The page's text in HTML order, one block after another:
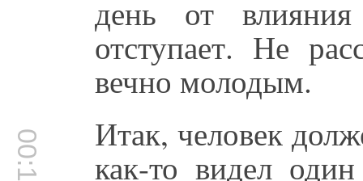
день от влияния
отступает. Не
вечно молодым.
Итак, человек
как-то видел